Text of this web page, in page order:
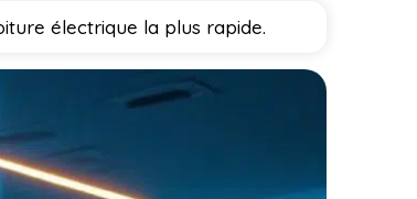
électrique la plus rapide.